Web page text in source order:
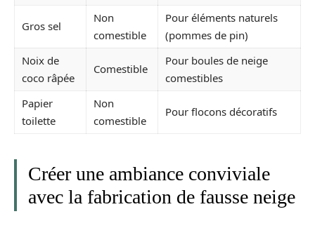
Gros sel
Non
comestible
Pour éléments naturels
(pommes de pin)
Noix de
coco râpée
Comestible
Pour boules de neige
comestibles
Papier
toilette
Non
comestible
Pour flocons décoratifs
Créer une ambiance conviviale
avec la fabrication de fausse neige